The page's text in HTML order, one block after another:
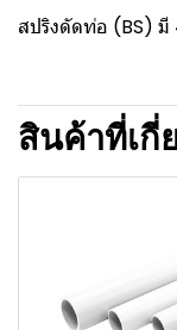
สปริงดัดท่อ (BS)
สินค้าที่เกี่